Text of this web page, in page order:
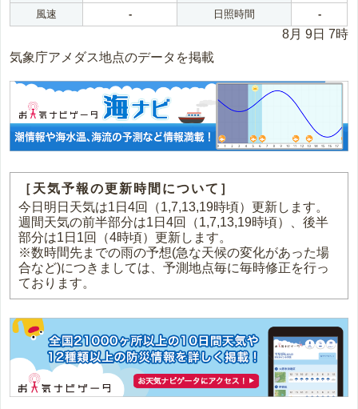
風速
- 日照時間 -
8月 9日 7時
気象庁アメダス地点のデータを掲載
［天気予報の更新時間について］
今日明日天気は1日4回（1,7,13,19時頃）更新します。
週間天気の前半部分は1日4回（1,7,13,19時頃）、後半
部分は1日1回（4時頃）更新します。
※数時間先までの雨の予想(急な天候の変化があった場
合など)につきましては、予測地点毎に毎時修正を行っ
ております。